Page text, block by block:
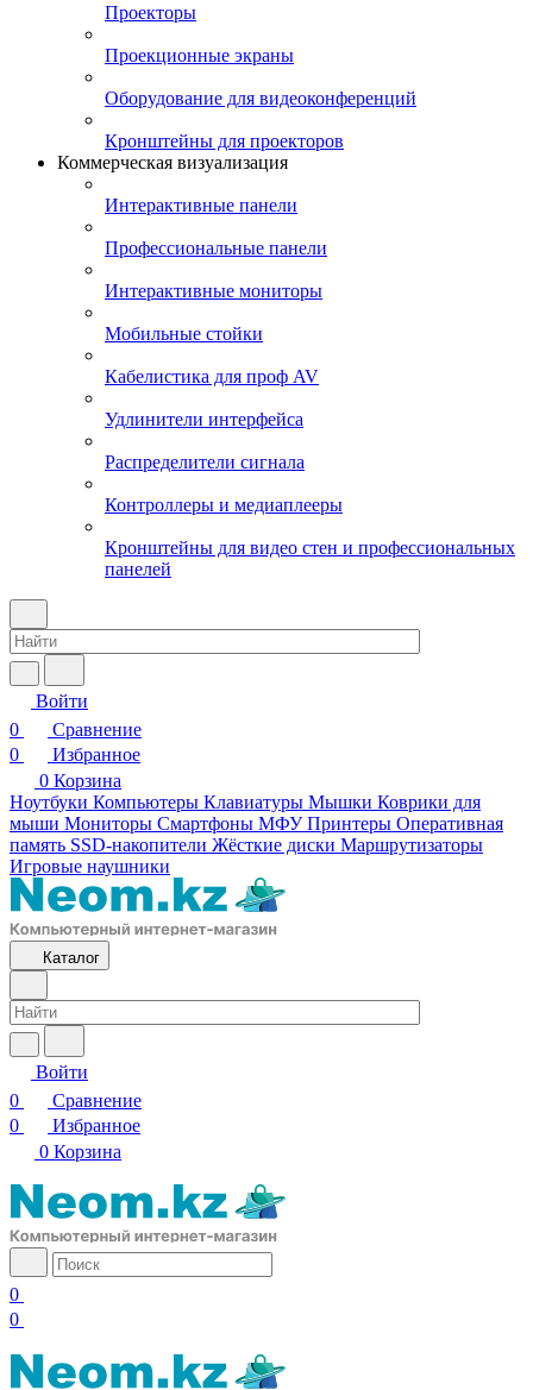
Проекторы
Проекционные экраны
Оборудование для видеоконференций
Кронштейны для проекторов
Коммерческая визуализация
Интерактивные панели
Профессиональные панели
Интерактивные мониторы
Мобильные стойки
Кабелистика для проф AV
Удлинители интерфейса
Распределители сигнала
Контроллеры и медиаплееры
Кронштейны для видео стен и профессиональных
панелей
Войти
0
Сравнение
0
Избранное
0 Корзина
Ноутбуки Компьютеры Клавиатуры Мышки Коврики для
мыши Мониторы Смартфоны МФУ Принтеры Оперативная
память SSD-накопители Жёсткие диски Маршрутизаторы
Игровые наушники
Каталог
Войти
0
Сравнение
0
Избранное
0 Корзина
0
0